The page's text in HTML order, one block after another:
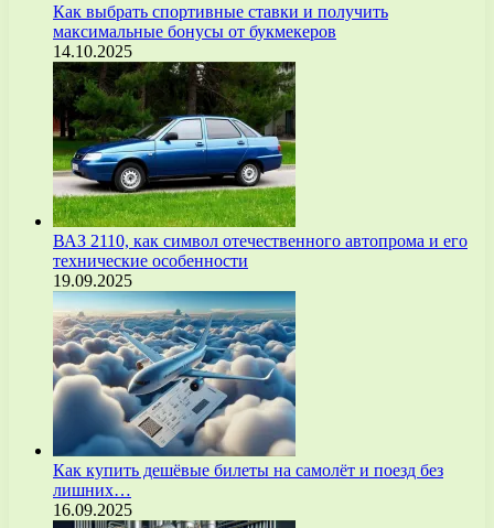
Как выбрать спортивные ставки и получить
максимальные бонусы от букмекеров
14.10.2025
ВАЗ 2110, как символ отечественного автопрома и его
технические особенности
19.09.2025
Как купить дешёвые билеты на самолёт и поезд без
лишних…
16.09.2025